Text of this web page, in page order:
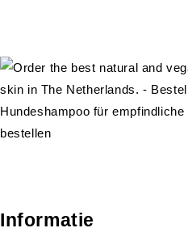
Informatie